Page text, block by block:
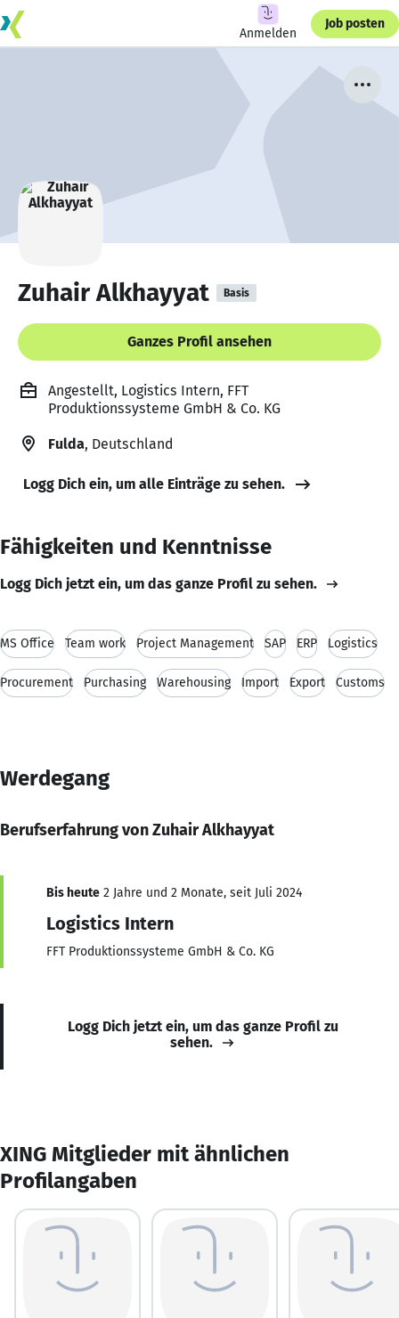
Anmelden
Job posten
Zuhair Alkhayyat Basis
Ganzes Profil ansehen
Angestellt, Logistics Intern, FFT
Produktionssysteme GmbH & Co. KG
Fulda, Deutschland
Logg Dich ein, um alle Einträge zu sehen.
Fähigkeiten und Kenntnisse
Logg Dich jetzt ein, um das ganze Profil zu sehen.
MS Office Team work Project Management SAP ERP Logistics
Procurement Purchasing Warehousing Import Export Customs
Werdegang
Berufserfahrung von Zuhair Alkhayyat
Bis heute 2 Jahre und 2 Monate, seit Juli 2024
Logistics Intern
FFT Produktionssysteme GmbH & Co. KG
Logg Dich jetzt ein, um das ganze Profil zu
sehen.
XING Mitglieder mit ähnlichen
Profilangaben